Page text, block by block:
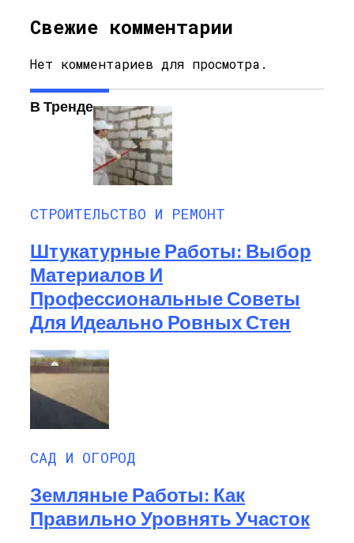
Свежие комментарии
Нет комментариев для просмотра.
В Тренде
СТРОИТЕЛЬСТВО И РЕМОНТ
Штукатурные Работы: Выбор
Материалов И
Профессиональные Советы
Для Идеально Ровных Стен
САД И ОГОРОД
Земляные Работы: Как
Правильно Уровнять Участок